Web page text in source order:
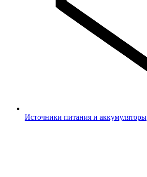
Источники питания и аккумуляторы